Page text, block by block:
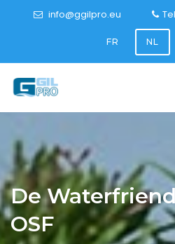
info@ggilpro.eu
FR NL
De
OSF